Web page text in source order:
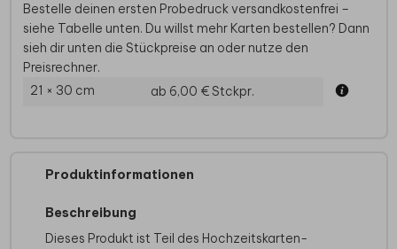
Bestelle deinen ersten Probedruck versandkostenfrei –
siehe Tabelle unten. Du willst mehr Karten bestellen? Dann
sieh dir unten die Stückpreise an oder nutze den
Preisrechner.
21 × 30 cm
ab 6,00 €Stckpr.
Produktinformationen
Beschreibung
Dieses Produkt ist Teil des Hochzeitskarten-